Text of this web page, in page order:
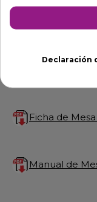
Encimeras y
Se suministran
Largo de
Ficha de
Manual de
Declaración